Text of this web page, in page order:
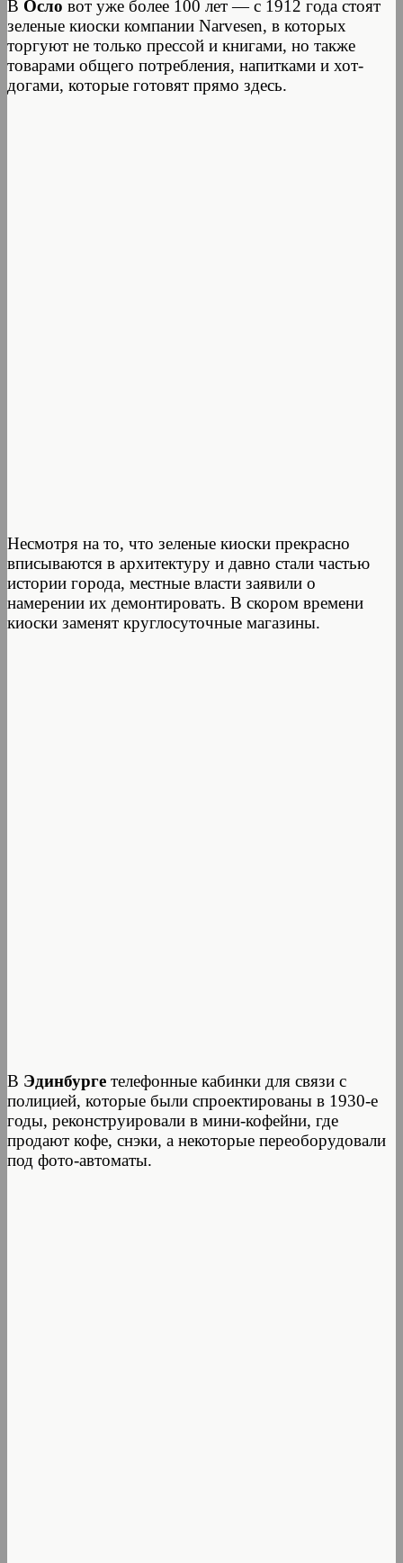
В Осло вот уже более 100 лет — с 1912 года стоят
зеленые киоски компании Narvesen, в которых
торгуют не только прессой и книгами, но также
товарами общего потребления, напитками и хот-
догами, которые готовят прямо здесь.
Несмотря на то, что зеленые киоски прекрасно
вписываются в архитектуру и давно стали частью
истории города, местные власти заявили о
намерении их демонтировать. В скором времени
киоски заменят круглосуточные магазины.
В Эдинбурге телефонные кабинки для связи с
полицией, которые были спроектированы в 1930-е
годы, реконструировали в мини-кофейни, где
продают кофе, снэки, а некоторые переоборудовали
под фото-автоматы.